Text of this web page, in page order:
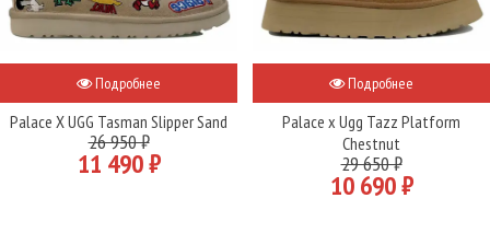
Подробнее
Palace X UGG Tasman Slipper Sand
26 950 ₽
11 490 ₽
Подробнее
Palace x Ugg Tazz Platform
Chestnut
29 650 ₽
10 690 ₽